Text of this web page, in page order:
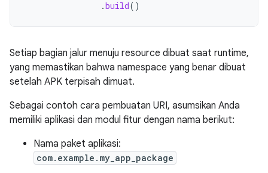
.build()
Setiap bagian jalur menuju resource dibuat saat runtime,
yang memastikan bahwa namespace yang benar dibuat
setelah APK terpisah dimuat.
Sebagai contoh cara pembuatan URI, asumsikan Anda
memiliki aplikasi dan modul fitur dengan nama berikut:
Nama paket aplikasi:
com.example.my_app_package